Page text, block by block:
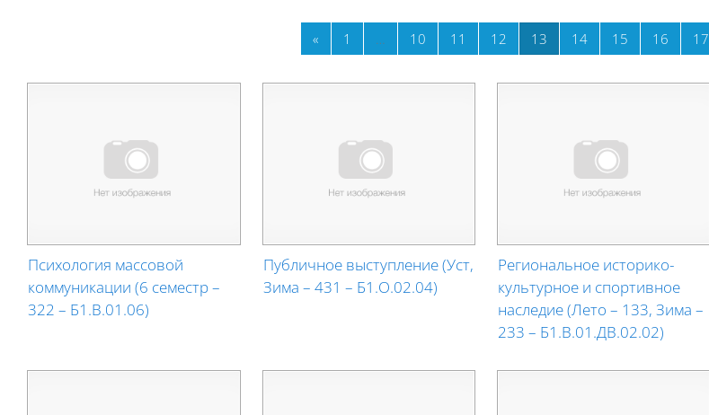
« Previous page
1 … 10 Page 10
11 Page 11
12 Page 12
13 Page 13
14Page 14
15 Page 15
16 Page 16
17
Психология массовой
коммуникации (6 семестр –
322 – Б1.В.01.06)
Публичное выступление (Уст,
Зима – 431 – Б1.О.02.04)
Региональное историко-
культурное и спортивное
наследие (Лето – 133, Зима –
233 – Б1.В.01.ДВ.02.02)